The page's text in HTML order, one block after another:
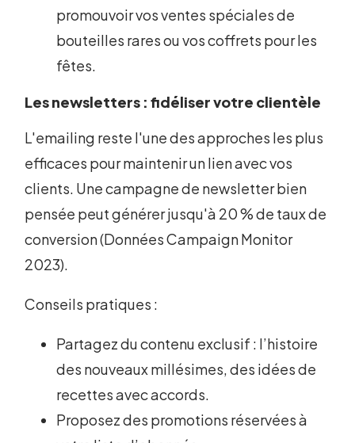
promouvoir vos ventes spéciales de
bouteilles rares ou vos coffrets pour les
fêtes.
Les newsletters : fidéliser votre clientèle
L'emailing reste l'une des approches les plus
efficaces pour maintenir un lien avec vos
clients. Une campagne de newsletter bien
pensée peut générer jusqu'à 20 % de taux de
conversion (Données Campaign Monitor
2023).
Conseils pratiques :
Partagez du contenu exclusif : l’histoire
des nouveaux millésimes, des idées de
recettes avec accords.
Proposez des promotions réservées à